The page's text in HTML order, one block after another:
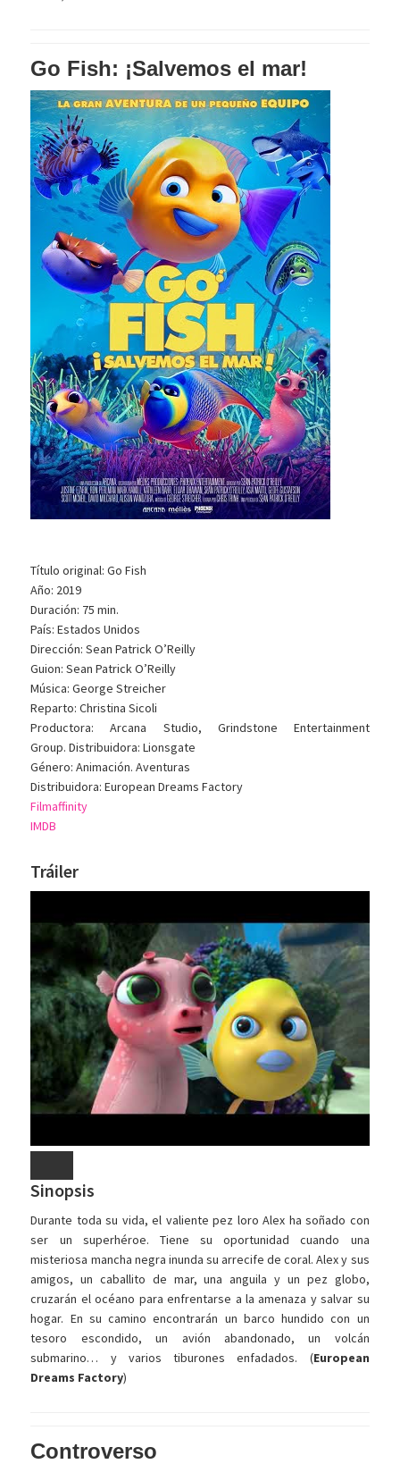
Go Fish: ¡Salvemos el mar!
Título original: Go Fish
Año: 2019
Duración: 75 min.
País: Estados Unidos
Dirección: Sean Patrick O’Reilly
Guion: Sean Patrick O’Reilly
Música: George Streicher
Reparto: Christina Sicoli
Productora: Arcana Studio, Grindstone Entertainment
Group. Distribuidora: Lionsgate
Género: Animación. Aventuras
Distribuidora: European Dreams Factory
Filmaffinity
IMDB
Tráiler
Sinopsis
Durante toda su vida, el valiente pez loro Alex ha soñado con
ser un superhéroe. Tiene su oportunidad cuando una
misteriosa mancha negra inunda su arrecife de coral. Alex y sus
amigos, un caballito de mar, una anguila y un pez globo,
cruzarán el océano para enfrentarse a la amenaza y salvar su
hogar. En su camino encontrarán un barco hundido con un
tesoro escondido, un avión abandonado, un volcán
submarino… y varios tiburones enfadados. (European
Dreams Factory)
Controverso